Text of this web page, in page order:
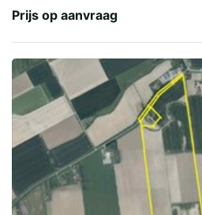
Prijs op aanvraag